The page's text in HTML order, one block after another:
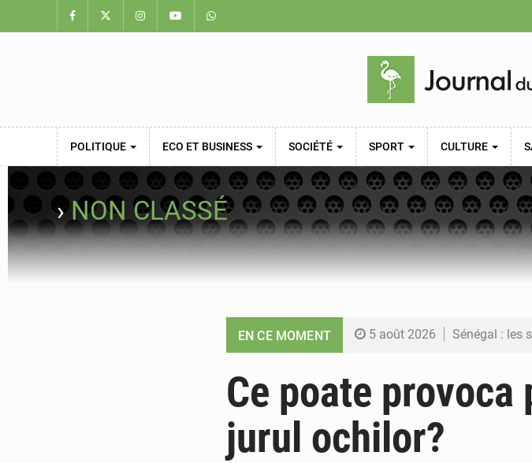
POLITIQUE ECO ET BUSINESS SOCIÉTÉ SPORT CULTURE
›NON CLASSÉ
EN CE MOMENT 5 août 2026 Sénégal : les subventions
5 août 2026 Sénégal : Ousmane
5 août 2026
Ce poate
jurul ochilor?